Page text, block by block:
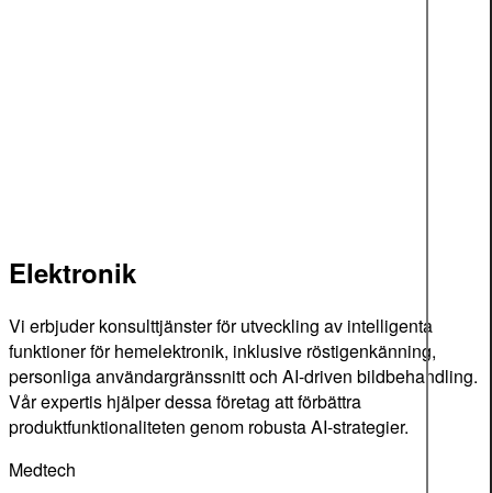
Elektronik
Vi erbjuder konsulttjänster för utveckling av intelligenta
funktioner för hemelektronik, inklusive röstigenkänning,
personliga användargränssnitt och AI-driven bildbehandling.
Vår expertis hjälper dessa företag att förbättra
produktfunktionaliteten genom robusta AI-strategier.
Medtech